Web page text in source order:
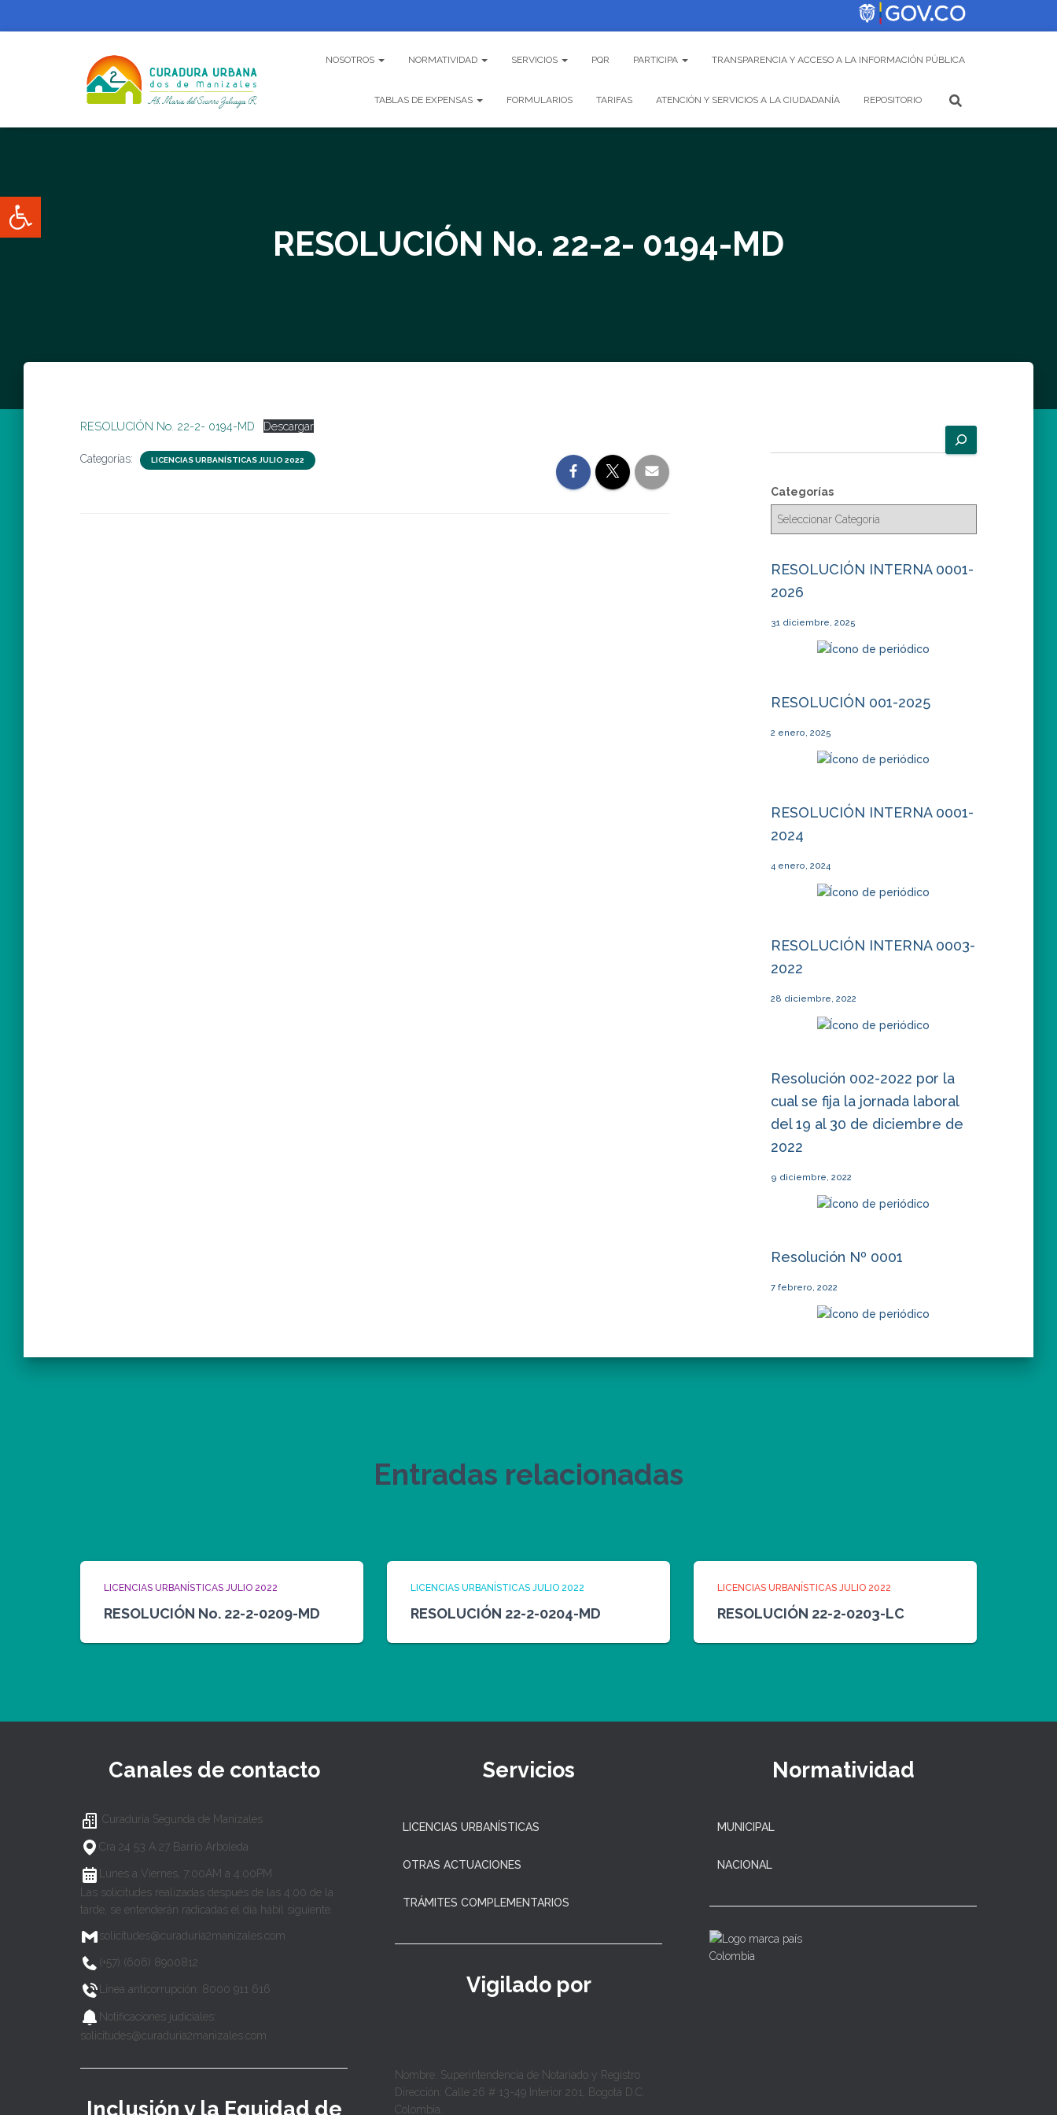
Abrir barra de herramientas
NOSOTROS NORMATIVIDAD SERVICIOS PQR PARTICIPA TRANSPARENCIA Y ACCESO A LA INFORMACIÓN PÚBLICA
TABLAS DE EXPENSAS FORMULARIOS TARIFAS ATENCIÓN Y SERVICIOS A LA CIUDADANÍA REPOSITORIO
RESOLUCIÓN No. 22-2- 0194-MD
RESOLUCIÓN No. 22-2- 0194-MD Descargar
Categorías: LICENCIAS URBANÍSTICAS JULIO 2022
u
c
a
Categorías
RESOLUCIÓN INTERNA 0001-
2026
31 diciembre, 2025
RESOLUCIÓN 001-2025
2 enero, 2025
RESOLUCIÓN INTERNA 0001-
2024
4 enero, 2024
RESOLUCIÓN INTERNA 0003-
2022
28 diciembre, 2022
Resolución 002-2022 por la
cual se fija la jornada laboral
del 19 al 30 de diciembre de
2022
9 diciembre, 2022
Resolución Nº 0001
7 febrero, 2022
Entradas relacionadas
LICENCIAS URBANÍSTICAS JULIO 2022
RESOLUCIÓN No. 22-2-0209-MD
LICENCIAS URBANÍSTICAS JULIO 2022
RESOLUCIÓN 22-2-0204-MD
LICENCIAS URBANÍSTICAS JULIO 2022
RESOLUCIÓN 22-2-0203-LC
Canales de contacto
Curaduría Segunda de Manizales
Cra 24 53 A 27 Barrio Arboleda
Lunes a Viernes, 7:00AM a 4:00PM
Las solicitudes realizadas después de las 4:00 de la
tarde, se entenderán radicadas el día hábil siguiente.
solicitudes@curaduria2manizales.com
(+57) (606) 8900812
Línea anticorrupción: 8000 911 616
Notificaciones judiciales:
solicitudes@curaduria2manizales.com
Inclusión y la Equidad de
Servicios
LICENCIAS URBANÍSTICAS
OTRAS ACTUACIONES
TRÁMITES COMPLEMENTARIOS
Vigilado por
Nombre: Superintendencia de Notariado y Registro
Dirección: Calle 26 # 13-49 Interior 201, Bogotá D.C.
Colombia.
Normatividad
MUNICIPAL
NACIONAL